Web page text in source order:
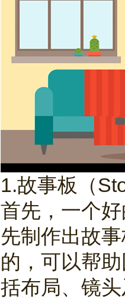
1.故事板（
首先，一个
先制作出故
的，可以帮
括布局、镜